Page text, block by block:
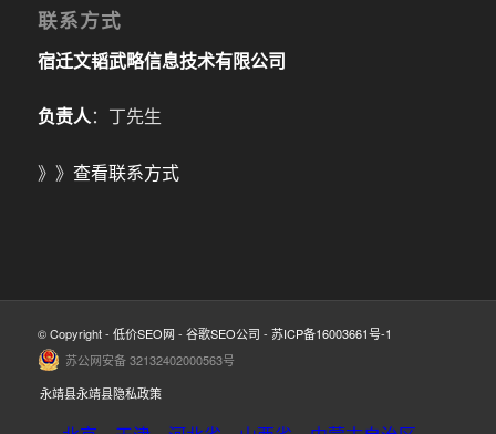
联系方式
宿迁文韬武略信息技术有限公司
负责人：丁先生
》》 查看联系方式
© Copyright - 低价SEO网 - 谷歌SEO公司 - 苏ICP备16003661号-1
苏公网安备 32132402000563号
永靖县永靖县隐私政策